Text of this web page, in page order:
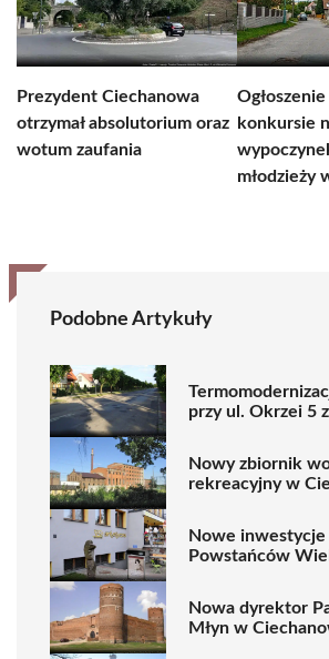
Prezydent Ciechanowa
otrzymał absolutorium oraz
wotum zaufania
konkursie
młodzieży
Podobne Artykuły
przy ul. Okrzei 5
Nowy zbiornik
rekreacyjny w
Nowe inwestycje
Powstańców
Nowa dyrektor
Młyn w